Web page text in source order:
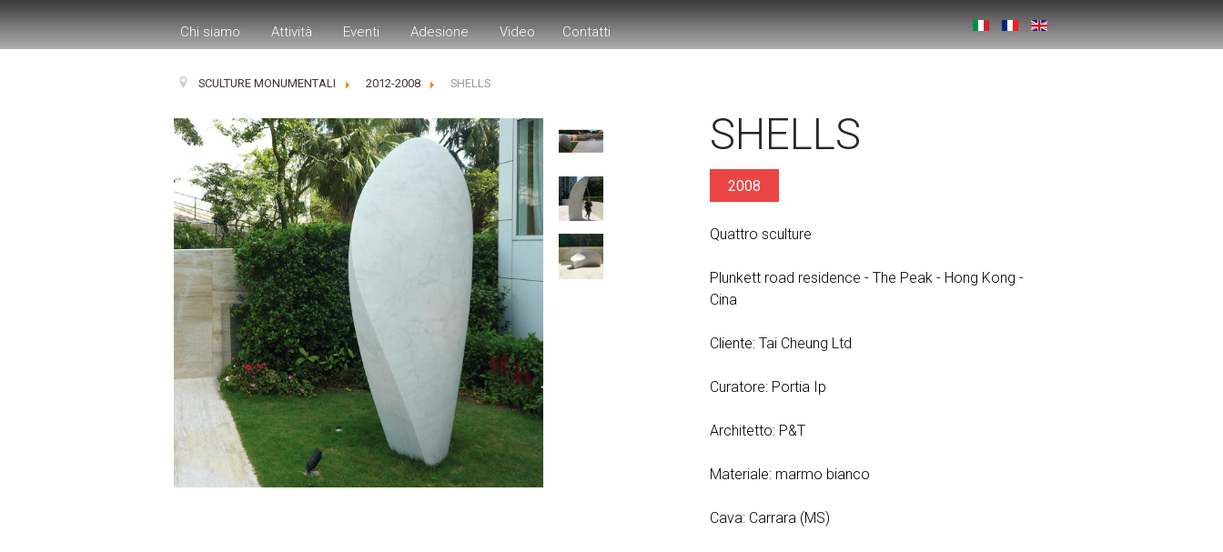
Chi siamo Attività Eventi Adesione Video Contatti
SCULTURE MONUMENTALI 2012-2008 SHELLS
SHELLS
2008
Quattro sculture
Plunkett road residence - The Peak - Hong Kong -
Cina
Cliente: Tai Cheung Ltd
Curatore: Portia Ip
Architetto: P&T
Materiale: marmo bianco
Cava: Carrara (MS)